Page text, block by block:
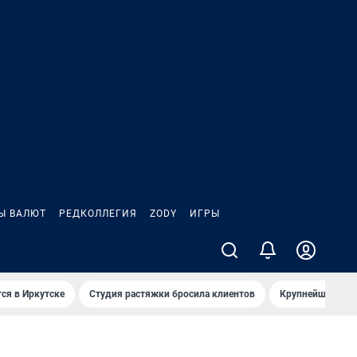
ВАЛЮТ РЕДКОЛЛЕГИЯ ZODY ИГРЫ
в Иркутске Студия растяжки бросила клиентов Крупнейшие